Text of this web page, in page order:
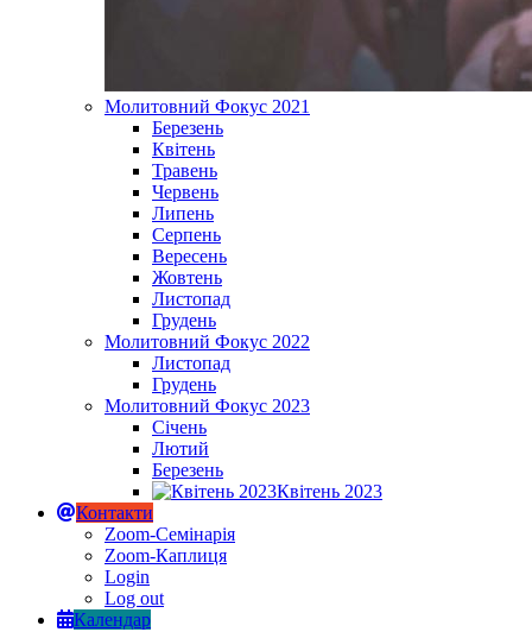
Молитовний Фокус 2021
Березень
Квітень
Травень
Червень
Липень
Серпень
Вересень
Жовтень
Листопад
Грудень
Молитовний Фокус 2022
Листопад
Грудень
Молитовний Фокус 2023
Січень
Лютий
Березень
Квітень 2023
Контакти
Zoom-Семінарія
Zoom-Каплиця
Login
Log out
Календар